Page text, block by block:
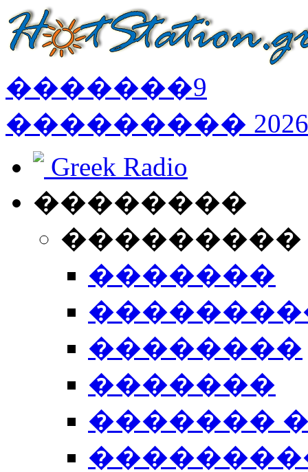
�������9
��������� 2026
Greek Radio
��������
�������
��������
�������
�������